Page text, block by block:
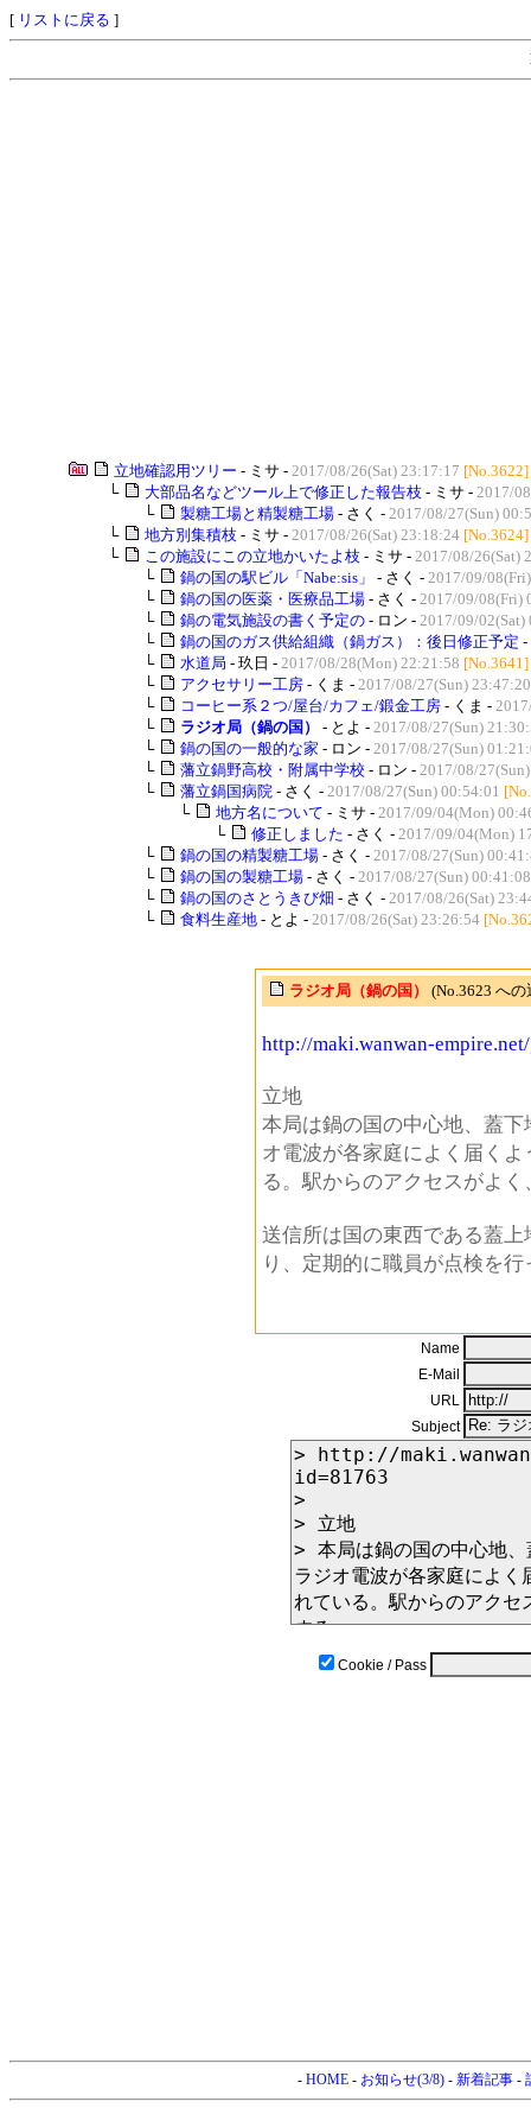
[ リストに戻る ]
立地確認用ツリー - ミサ - 2017/08/26(Sat) 23:17:17 [No.3622]
└
大部品名などツール上で修正した報告枝 - ミサ - 2017/
└
製糖工場と精製糖工場 - さく - 2017/08/27(Sun)
└
地方別集積枝 - ミサ - 2017/08/26(Sat) 23:18:24 [No.3624]
└
この施設にこの立地かいたよ枝 - ミサ - 2017/08/26(Sat)
└
鍋の国の駅ビル「Nabe:sis」 - さく - 2017/09/
└
鍋の国の医薬・医療品工場 - さく - 2017/09/08(Fri)
└
鍋の電気施設の書く予定の - ロン - 2017/09/02(Sat)
└
鍋の国のガス供給組織（鍋ガス）：後日修正予定 -
└
水道局 - 玖日 - 2017/08/28(Mon) 22:21:58 [No.3641]
└
アクセサリー工房 - くま - 2017/08/27(Sun) 23:47:20
└
コーヒー系２つ/屋台/カフェ/鍛金工房 - くま -
└
ラジオ局（鍋の国） - とよ - 2017/08/27(Sun)
└
鍋の国の一般的な家 - ロン - 2017/08/27(Sun)
└
藩立鍋野高校・附属中学校 - ロン - 2017/08/
└
藩立鍋国病院 - さく - 2017/08/27(Sun) 00:54:01
└
地方名について - ミサ - 2017/09/04(Mon)
└
修正しました - さく - 2017/09/04(Mon)
└
鍋の国の精製糖工場 - さく - 2017/08/27(Sun)
└
鍋の国の製糖工場 - さく - 2017/08/27(Sun) 00:41:08
└
鍋の国のさとうきび畑 - さく - 2017/08/26(Sat)
└
食料生産地 - とよ - 2017/08/26(Sat) 23:26:54
ラジオ局（鍋の国） (No.3623 への
http://maki.wanwan-
立地
本局は鍋の国の中心地、蓋
オ電波が各家庭によく届く
る。駅からのアクセスがよ
送信所は国の東西である蓋
り、定期的に職員が点検を行
Name
E-Mail
URL
Subject
Cookie / Pass
- HOME- お知らせ(3/8)- 新着記事-